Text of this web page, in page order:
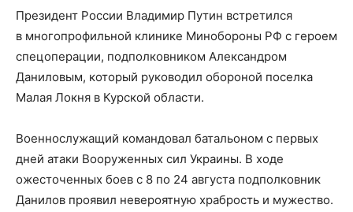
Президент России Владимир Путин встретился
в многопрофильной клинике Минобороны РФ с героем
спецоперации, подполковником Александром
Даниловым, который руководил обороной поселка
Малая Локня в Курской области.
Военнослужащий командовал батальоном с первых
дней атаки Вооруженных сил Украины. В ходе
ожесточенных боев с 8 по 24 августа подполковник
Данилов проявил невероятную храбрость и мужество.